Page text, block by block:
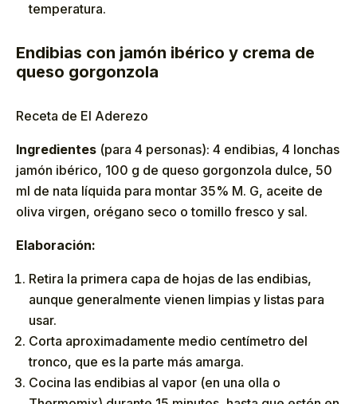
temperatura.
Endibias con jamón ibérico y crema de
queso gorgonzola
Receta de El Aderezo
Ingredientes (para 4 personas): 4 endibias, 4 lonchas
jamón ibérico, 100 g de queso gorgonzola dulce, 50
ml de nata líquida para montar 35% M. G, aceite de
oliva virgen, orégano seco o tomillo fresco y sal.
Elaboración:
Retira la primera capa de hojas de las endibias,
aunque generalmente vienen limpias y listas para
usar.
Corta aproximadamente medio centímetro del
tronco, que es la parte más amarga.
Cocina las endibias al vapor (en una olla o